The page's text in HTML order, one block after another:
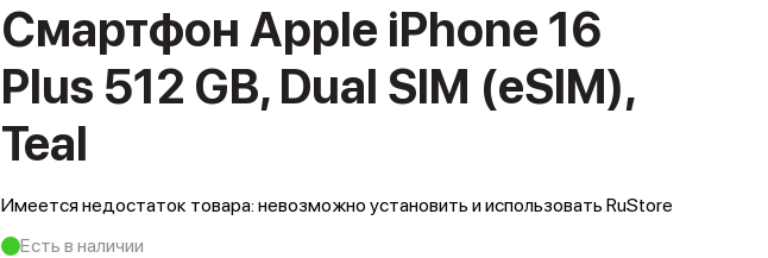
Смартфон Apple iPhone 16
Plus 512 GB, Dual SIM (eSIM),
Teal
Имеется недостаток товара: невозможно установить и использовать RuStore
Есть в наличии